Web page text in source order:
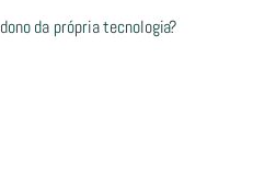
da própria tecnologia?